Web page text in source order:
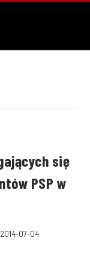
się
PSP w
2014-07-04